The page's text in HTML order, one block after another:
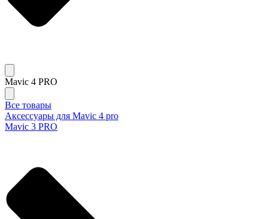
Mavic 4 PRO
Все товары
Аксессуары для Mavic 4 pro
Mavic 3 PRO